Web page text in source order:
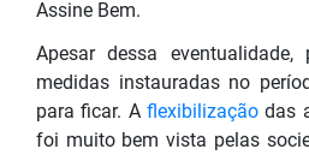
Assine Bem.
Apesar dessa
medidas instauradas no
para ficar. A flexibilização das
foi muito bem vista pelas